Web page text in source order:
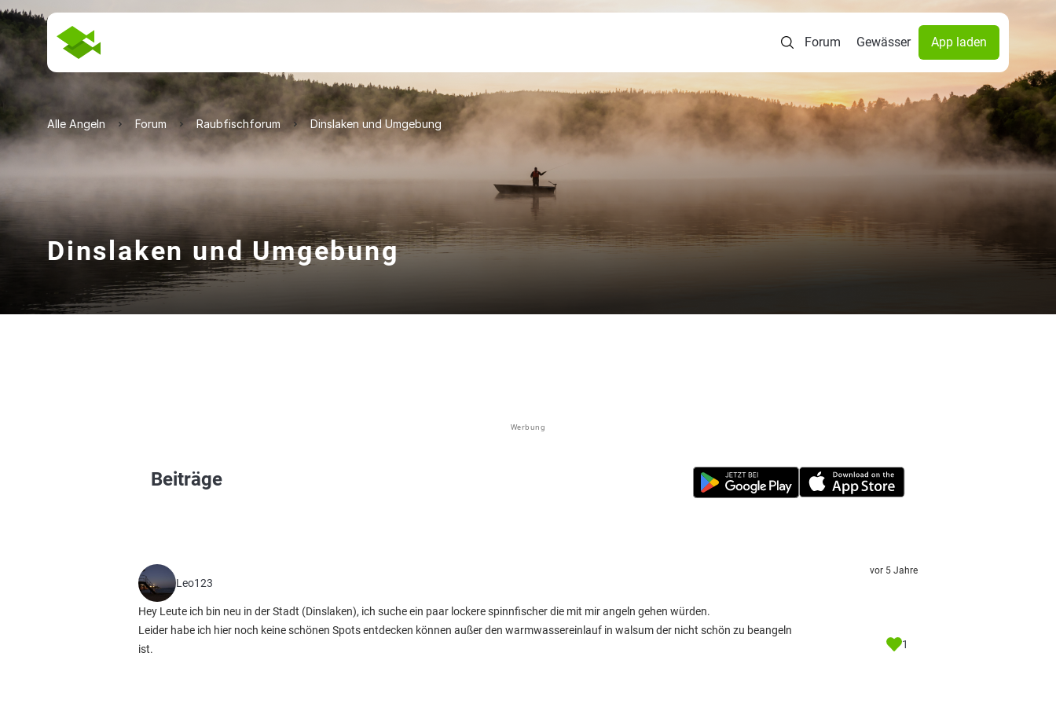
Forum Gewässer App laden
Alle Angeln Forum Raubfischforum Dinslaken und Umgebung
Dinslaken und Umgebung
Werbung
Beiträge
Leo123
Hey Leute ich bin neu in der Stadt (Dinslaken), ich suche ein paar lockere spinnfischer die mit mir angeln gehen würden.
Leider habe ich hier noch keine schönen Spots entdecken können außer den warmwassereinlauf in walsum der nicht schön zu beangeln
ist.
vor 5 Jahre
1